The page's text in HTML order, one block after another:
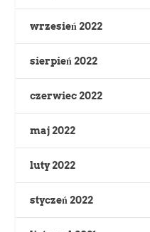
wrzesień 2022
sierpień 2022
czerwiec 2022
maj 2022
luty 2022
styczeń 2022